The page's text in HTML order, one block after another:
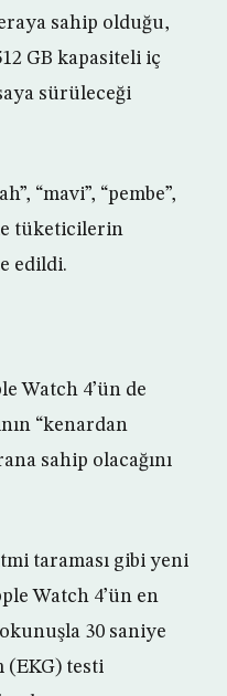
sahip olduğu,
GB kapasiteli iç
sürüleceği
“mavi”, “pembe”,
tüketicilerin
edildi.
Watch 4’ün de
“kenardan
sahip olacağını
taraması gibi yeni
Watch 4’ün en
30 saniye
testi